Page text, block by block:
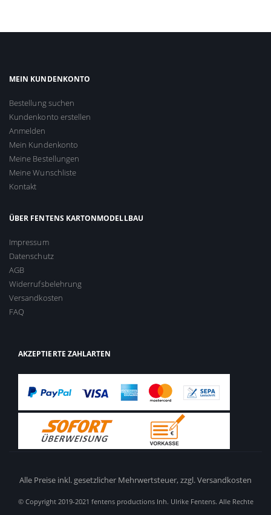
MEIN KUNDENKONTO
Bestellung suchen
Kundenkonto erstellen
Anmelden
Mein Kundenkonto
Meine Bestellungen
Meine Wunschliste
Kontakt
ÜBER FENTENS KARTONMODELLBAU
Impressum
Datenschutz
AGB
Widerrufsbelehrung
Versandkosten
FAQ
AKZEPTIERTE ZAHLARTEN
Alle Preise inkl. gesetzlicher Mehrwertsteuer,zzgl. Versandkosten
© Copyright 2019-2021 fentens productions Inh. Ulrike Fentens. Alle Rechte